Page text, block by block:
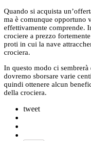
Quando si acquista
ma è comunque opportuno
effettivamente comprende.
crociere a prezzo
proti in cui la nave
crociera.
In questo modo ci
dovremo sborsare varie
quindi ottenere alcun
della crociera.
tweet